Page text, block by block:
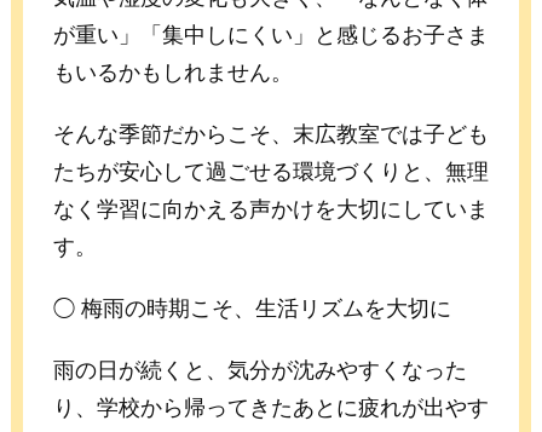
が重い」「集中しにくい」と感じるお子さま
もいるかもしれません。
そんな季節だからこそ、末広教室では子ども
たちが安心して過ごせる環境づくりと、無理
なく学習に向かえる声かけを大切にしていま
す。
◯ 梅雨の時期こそ、生活リズムを大切に
雨の日が続くと、気分が沈みやすくなった
り、学校から帰ってきたあとに疲れが出やす